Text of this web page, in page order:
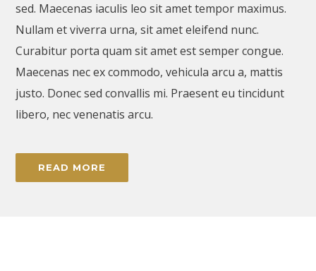
sed. Maecenas iaculis leo sit amet tempor maximus.
Nullam et viverra urna, sit amet eleifend nunc.
Curabitur porta quam sit amet est semper congue.
Maecenas nec ex commodo, vehicula arcu a, mattis
justo. Donec sed convallis mi. Praesent eu tincidunt
libero, nec venenatis arcu.
READ MORE